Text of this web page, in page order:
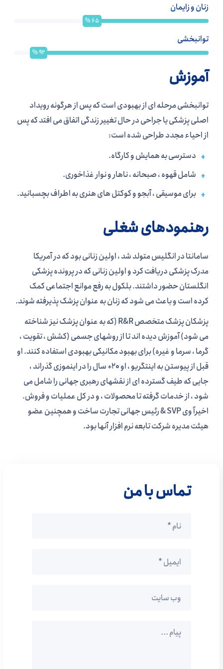
زنان و زایمان
65
%
توانبخشی
92
%
آموزش
توانبخشی مرحله ای از بهبودی است که پس از هرگونه رویداد
اصلی پزشکی یا جراحی در حال تغییر زندگی اتفاق می افتد که پس
از احیاء مجدد طراحی شده است:
دسترسی به همایش و کارگاه.
شامل قهوه ، صبحانه ، ناهار و نوار غذاخوری.
برای موسیقی ، آبجو و کوکتل های هنری به اطراف بچسبانید.
رهنمودهای شغلی
سامانتا در انگلیس متولد شد ، اولین زنانی بود که در آمریکا
مدرک پزشکی دریافت کرد و اولین زنانی که در پرونده پزشکی
انگلستان حضور داشتند. بلکول به رفع موانع اجتماعی کمک
کرده است و باعث می شود که زنان به عنوان پزشک پذیرفته شوند.
پزشکان پزشک متخصص R&R (که به عنوان پزشک نیز شناخته
می شود) آموزش دیده اند تا از روشهای جسمی (کشش ، تقویت ،
گرما ، سرما و غیره) برای بهبود مکانیکی بهبودی استفاده کنند. او
قبل از پیوستن به اینتگریو ، او 20+ سال را در اینموزی گذراند ،
جایی که طیف گسترده ای از نقشهای رهبری جهانی را شامل می
شود ، از خدمات گرفته تا محصولات ، و در کل عملیات و فروش.
اخیراً وی SVP & رئیس جهانی تجارت ساخت و همچنین عضو
هیئت مدیره شرکت تابعه نرم افزار آنها بود.
تماس با من